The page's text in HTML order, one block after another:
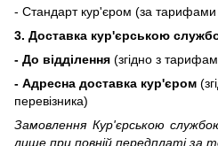
- Стандарт кур'єром (за тарифами
3. Доставка кур'єрською
- До відділення (згідно з
- Адресна доставка кур'єром
перевізника)
Замовлення Кур'єрською
лише при повній передплаті за